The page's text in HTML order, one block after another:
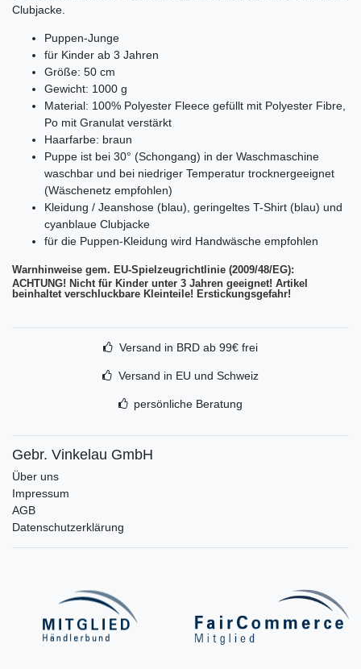
Clubjacke.
Puppen-Junge
für Kinder ab 3 Jahren
Größe: 50 cm
Gewicht: 1000 g
Material: 100% Polyester Fleece gefüllt mit Polyester Fibre,
Po mit Granulat verstärkt
Haarfarbe: braun
Puppe ist bei 30° (Schongang) in der Waschmaschine
waschbar und bei niedriger Temperatur trocknergeeignet
(Wäschenetz empfohlen)
Kleidung / Jeanshose (blau), geringeltes T-Shirt (blau) und
cyanblaue Clubjacke
für die Puppen-Kleidung wird Handwäsche empfohlen
Warnhinweise gem. EU-Spielzeugrichtlinie (2009/48/EG):
ACHTUNG! Nicht für Kinder unter 3 Jahren geeignet! Artikel
beinhaltet verschluckbare Kleinteile! Erstickungsgefahr!
Versand in BRD ab 99€ frei
Versand in EU und Schweiz
persönliche Beratung
Gebr. Vinkelau GmbH
Über uns
Impressum
AGB
Datenschutzerklärung